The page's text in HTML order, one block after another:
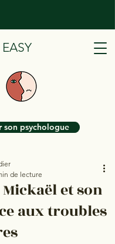
son psychologue
Mickaël et son
aux troubles
de lecture